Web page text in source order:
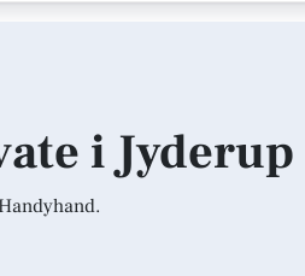
i Jyderup